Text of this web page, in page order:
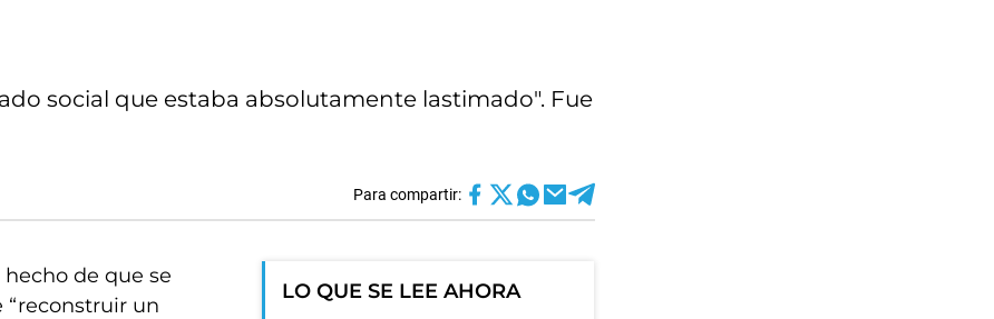
social que estaba absolutamente lastimado". Fue
Para compartir:
de que se
“reconstruir un
LO QUE SE LEE AHORA